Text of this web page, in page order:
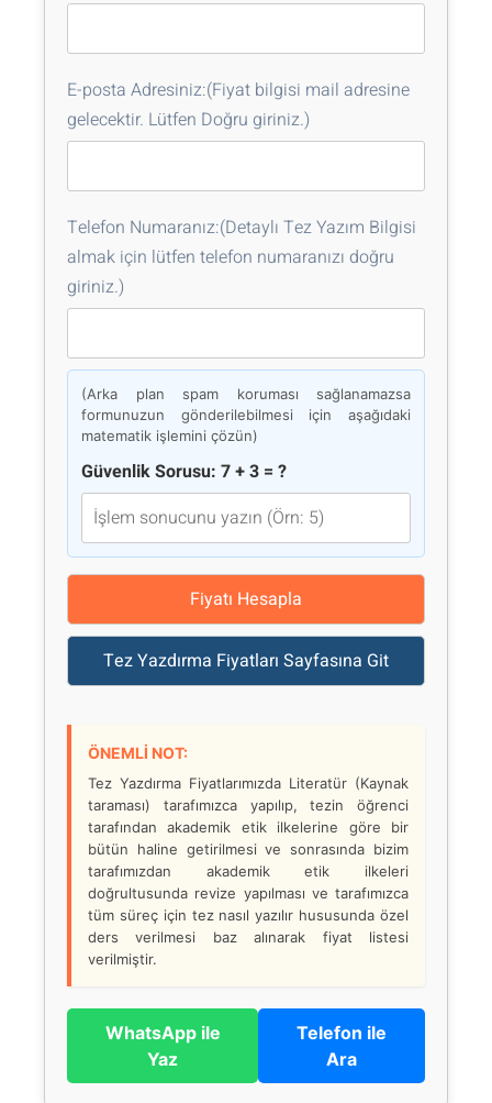
E-posta Adresiniz:(Fiyat bilgisi mail adresine
gelecektir. Lütfen Doğru giriniz.)
Telefon Numaranız:(Detaylı Tez Yazım Bilgisi
almak için lütfen telefon numaranızı doğru
giriniz.)
(Arka plan spam koruması sağlanamazsa
formunuzun gönderilebilmesi için aşağıdaki
matematik işlemini çözün)
Güvenlik Sorusu: 7 + 3 = ?
Fiyatı Hesapla
Tez Yazdırma Fiyatları Sayfasına Git
ÖNEMLİ NOT:
Tez Yazdırma Fiyatlarımızda Literatür (Kaynak
taraması) tarafımızca yapılıp, tezin öğrenci
tarafından akademik etik ilkelerine göre bir
bütün haline getirilmesi ve sonrasında bizim
tarafımızdan akademik etik ilkeleri
doğrultusunda revize yapılması ve tarafımızca
tüm süreç için tez nasıl yazılır hususunda özel
ders verilmesi baz alınarak fiyat listesi
verilmiştir.
WhatsApp ile
Yaz
Telefon ile
Ara